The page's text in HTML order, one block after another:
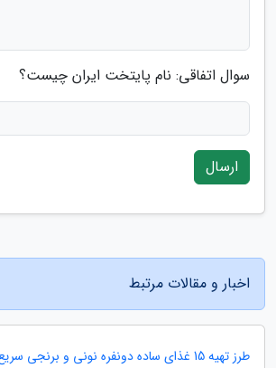
سوال اتفاقی: نام پایتخت ایران چیست؟
ارسال
اخبار و مقالات مرتبط
طرز تهیه 15 غذای ساده دونفره نونی و برنجی سریع و خوشمزه